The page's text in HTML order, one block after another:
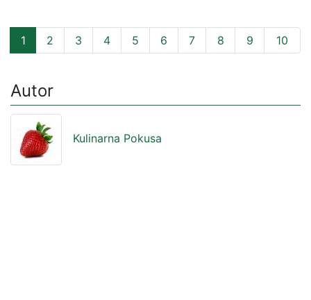
1 2 3 4 5 6 7 8 9 10
Autor
Kulinarna Pokusa